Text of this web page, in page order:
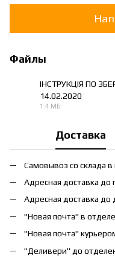
Файлы
ІНСТРУКЦІЯ ПО
14.02.2020
1.4 МБ
Доставка
Самовывоз со склада в
Адресная доставка
Адресная доставка
"Новая почта" в
"Новая почта"
"Деливери" до